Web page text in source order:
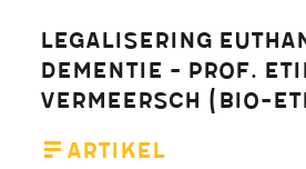
Legalisering
dementie - Prof.
Vermeersch (bio-
Artikel